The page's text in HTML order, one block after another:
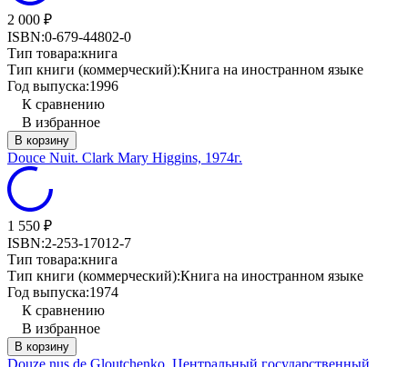
2 000 ₽
ISBN:0-679-44802-0
Тип товара:книга
Тип книги (коммерческий):Книга на иностранном языке
Год выпуска:1996
К сравнению
В избранное
В корзину
Douce Nuit. Clark Mary Higgins, 1974г.
1 550 ₽
ISBN:2-253-17012-7
Тип товара:книга
Тип книги (коммерческий):Книга на иностранном языке
Год выпуска:1974
К сравнению
В избранное
В корзину
Douze nus de Gloutchenko. Центральный государственный